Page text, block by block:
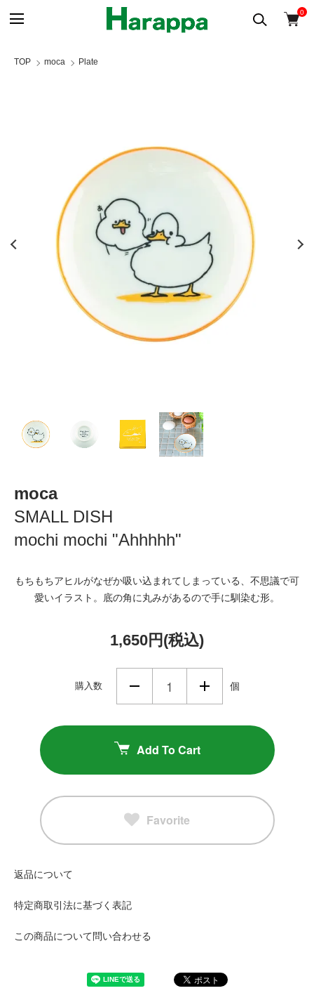
0
TOP moca Plate
moca
SMALL DISH
mochi mochi "Ahhhhh"
もちもちアヒルがなぜか吸い込まれてしまっている、不思議で可
愛いイラスト。底の角に丸みがあるので手に馴染む形。
1,650円(税込)
購入数 個
Add To Cart
Favorite
返品について
特定商取引法に基づく表記
この商品について問い合わせる